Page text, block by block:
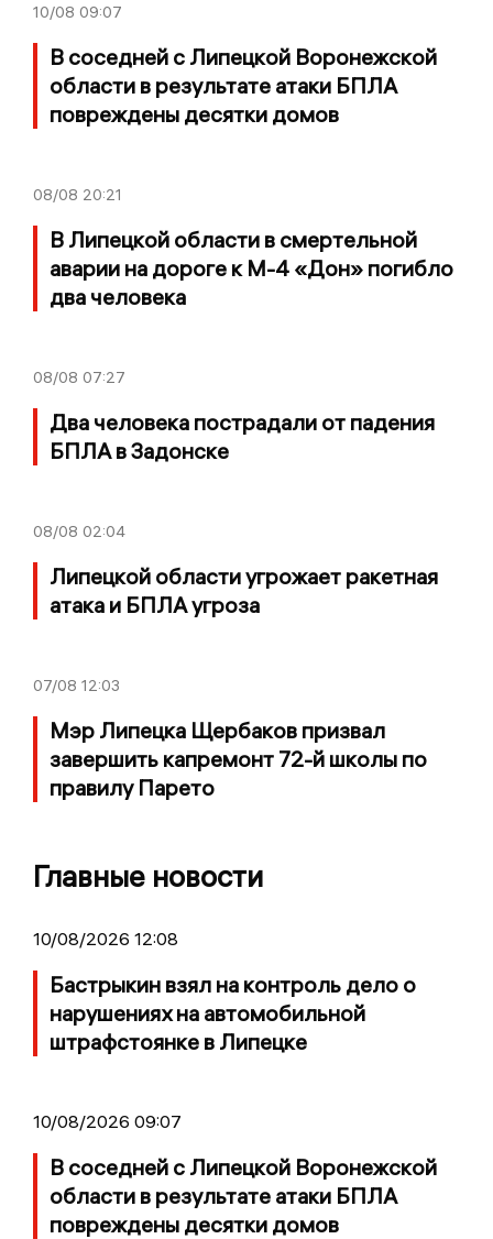
10/08 09:07
В соседней с Липецкой Воронежской
области в результате атаки БПЛА
повреждены десятки домов
08/08 20:21
В Липецкой области в смертельной
аварии на дороге к М-4 «Дон» погибло
два человека
08/08 07:27
Два человека пострадали от падения
БПЛА в Задонске
08/08 02:04
Липецкой области угрожает ракетная
атака и БПЛА угроза
07/08 12:03
Мэр Липецка Щербаков призвал
завершить капремонт 72-й школы по
правилу Парето
Главные новости
10/08/2026 12:08
Бастрыкин взял на контроль дело о
нарушениях на автомобильной
штрафстоянке в Липецке
10/08/2026 09:07
В соседней с Липецкой Воронежской
области в результате атаки БПЛА
повреждены десятки домов